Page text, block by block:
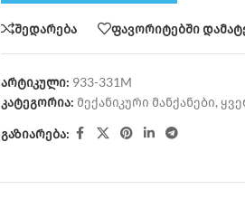
შედარება ფავორიტებში
არტიკული: 933-331M
კატეგორია: მექანიკური მანქანები,
გაზიარება: